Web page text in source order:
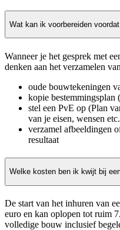
Wat kan ik voorbereiden
Wanneer je het gesprek met
denken aan het verzamelen
oude bouwtekeningen
kopie bestemmingsplan
stel een PvE op (Plan
van je eisen, wensen etc.
verzamel afbeeldingen
resultaat
Welke kosten ben ik kwijt bij
De start van het inhuren van
euro en kan oplopen tot ruim
volledige bouw inclusief